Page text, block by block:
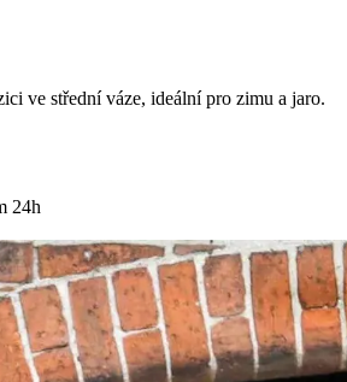
ve střední váze, ideální pro zimu a jaro.
24h